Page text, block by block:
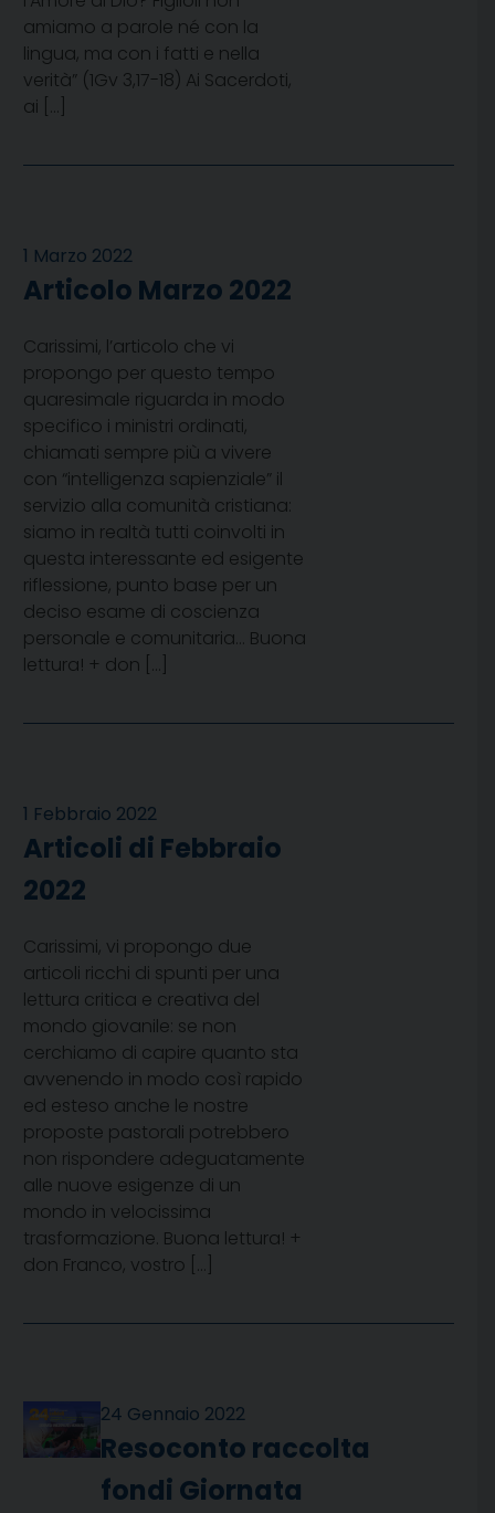
amiamo a parole né con la
lingua, ma con i fatti e nella
verità” (1Gv 3,17-18) Ai Sacerdoti,
ai […]
1 Marzo 2022
Articolo Marzo 2022
Carissimi, l’articolo che vi
propongo per questo tempo
quaresimale riguarda in modo
specifico i ministri ordinati,
chiamati sempre più a vivere
con “intelligenza sapienziale” il
servizio alla comunità cristiana:
siamo in realtà tutti coinvolti in
questa interessante ed esigente
riflessione, punto base per un
deciso esame di coscienza
personale e comunitaria… Buona
lettura! + don […]
1 Febbraio 2022
Articoli di Febbraio
2022
Carissimi, vi propongo due
articoli ricchi di spunti per una
lettura critica e creativa del
mondo giovanile: se non
cerchiamo di capire quanto sta
avvenendo in modo così rapido
ed esteso anche le nostre
proposte pastorali potrebbero
non rispondere adeguatamente
alle nuove esigenze di un
mondo in velocissima
trasformazione. Buona lettura! +
don Franco, vostro […]
24 Gennaio 2022
Resoconto raccolta
fondi Giornata